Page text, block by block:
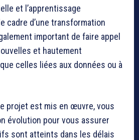
et l’apprentissage
cadre d’une transformation
important de faire appel
et hautement
celles liées aux données ou à
projet est mis en œuvre, vous
évolution pour vous assurer
sont atteints dans les délais